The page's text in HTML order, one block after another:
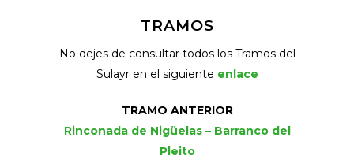
TRAMOS
No dejes de consultar todos los Tramos del
Sulayr en el siguiente enlace
TRAMO ANTERIOR
Rinconada de Nigüelas – Barranco del
Pleito